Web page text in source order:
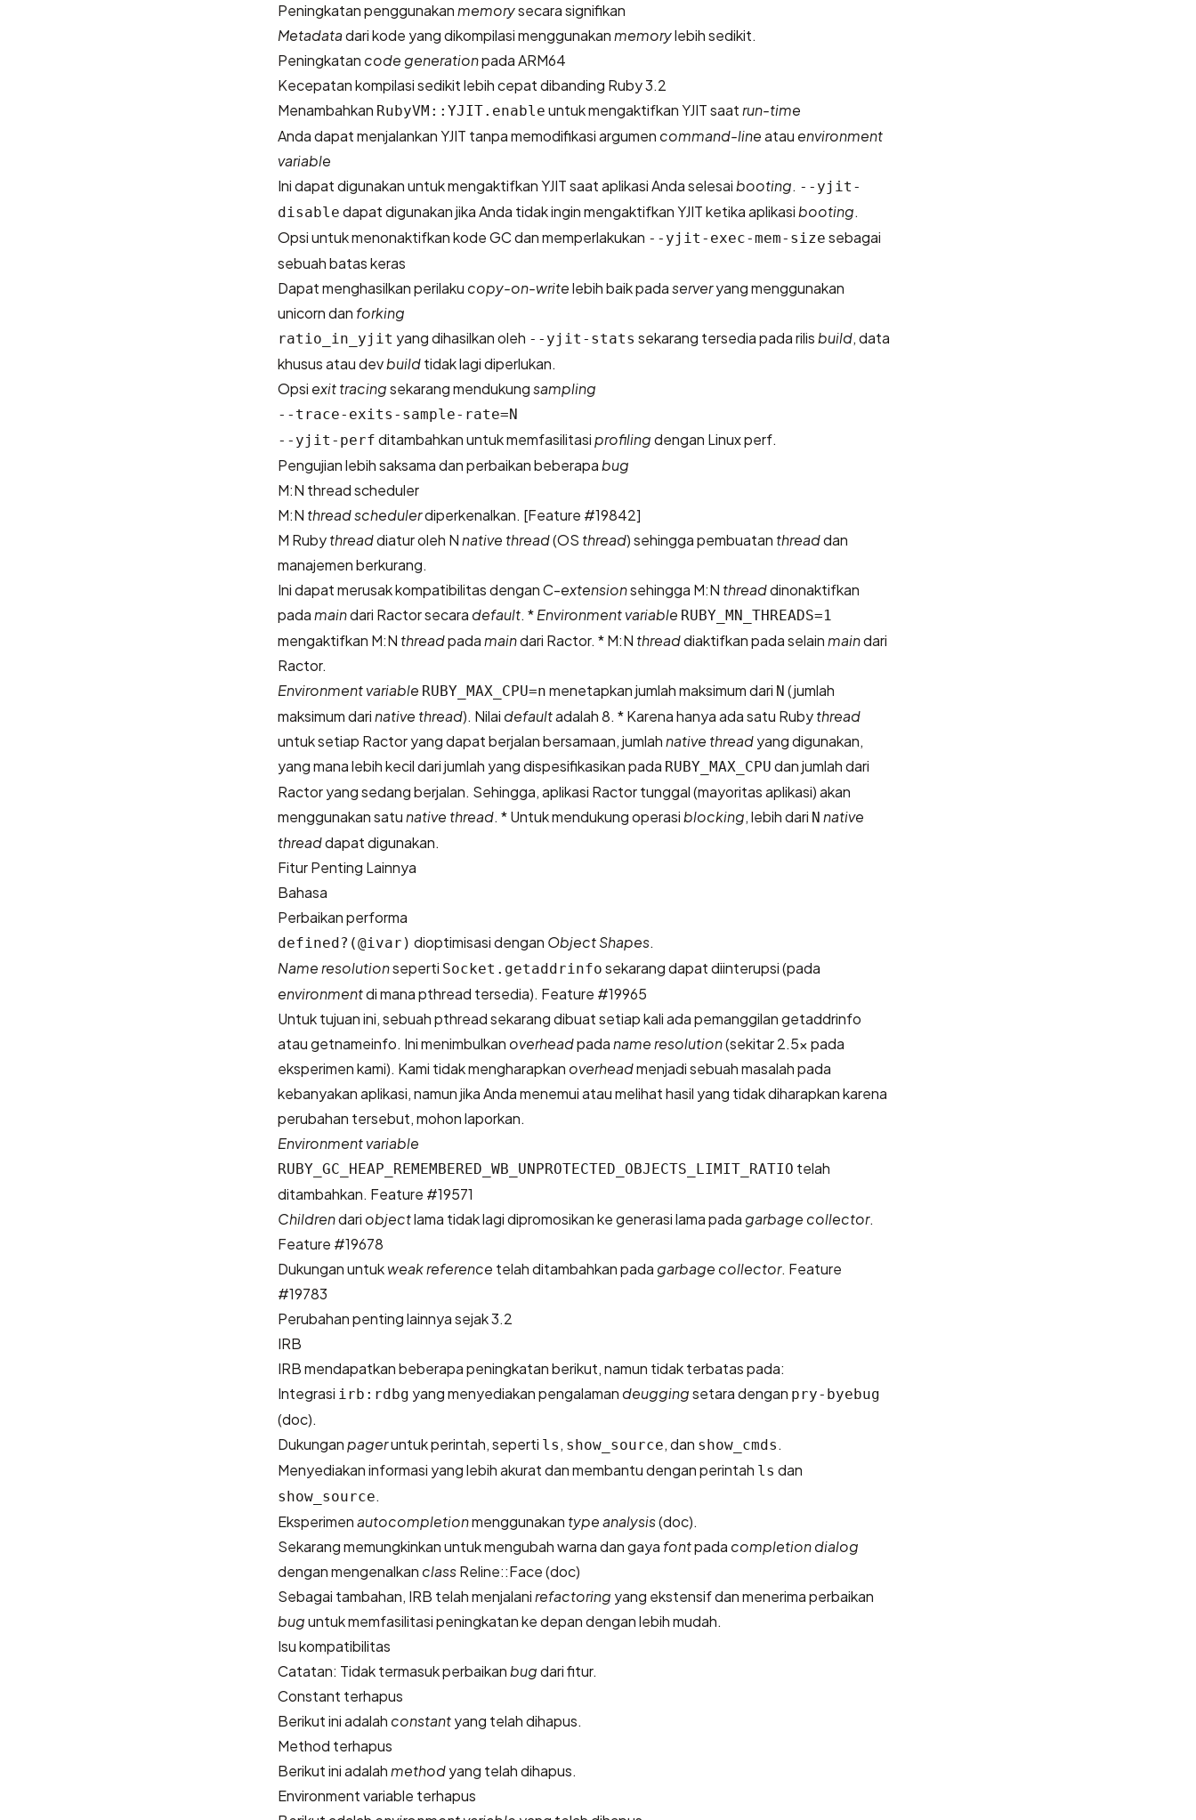
Peningkatan penggunakanmemorysecara signifikan
Metadatadari kode yang dikompilasi menggunakanmemorylebih sedikit.
Peningkatan code generationpada ARM64
Kecepatan kompilasi sedikit lebih cepat dibanding Ruby 3.2
Menambahkan RubyVM::YJIT.enable untuk mengaktifkan YJIT saatrun-time
Anda dapat menjalankan YJIT tanpa memodifikasi argumen command-lineatau environment
variable
Ini dapat digunakan untuk mengaktifkan YJIT saat aplikasi Anda selesaibooting. --yjit-
disable dapat digunakan jika Anda tidak ingin mengaktifkan YJIT ketika aplikasibooting.
Opsi untuk menonaktifkan kode GC dan memperlakukan --yjit-exec-mem-size sebagai
sebuah batas keras
Dapat menghasilkan perilaku copy-on-writelebih baik padaserveryang menggunakan
unicorn dan forking
ratio_in_yjit yang dihasilkan oleh --yjit-stats sekarang tersedia pada rilisbuild, data
khusus atau devbuildtidak lagi diperlukan.
Opsi exit tracingsekarang mendukungsampling
--trace-exits-sample-rate=N
--yjit-perf ditambahkan untuk memfasilitasiprofilingdengan Linux perf.
Pengujian lebih saksama dan perbaikan beberapabug
M:N thread scheduler
M:N thread schedulerdiperkenalkan. [Feature #19842]
M Rubythreaddiatur oleh Nnative thread(OS thread) sehingga pembuatan threaddan
manajemen berkurang.
Ini dapat merusak kompatibilitas dengan C-extensionsehingga M:N threaddinonaktifkan
padamaindari Ractor secara default. *Environment variable RUBY_MN_THREADS=1
mengaktifkan M:N threadpadamaindari Ractor. * M:N threaddiaktifkan pada selainmaindari
Ractor.
Environment variable RUBY_MAX_CPU=n menetapkan jumlah maksimum dari N (jumlah
maksimum darinative thread). Nilai defaultadalah 8. * Karena hanya ada satu Rubythread
untuk setiap Ractor yang dapat berjalan bersamaan, jumlahnative threadyang digunakan,
yang mana lebih kecil dari jumlah yang dispesifikasikan pada RUBY_MAX_CPU dan jumlah dari
Ractor yang sedang berjalan. Sehingga, aplikasi Ractor tunggal (mayoritas aplikasi) akan
menggunakan satunative thread. * Untuk mendukung operasiblocking, lebih dari N native
threaddapat digunakan.
Fitur Penting Lainnya
Bahasa
Perbaikan performa
defined?(@ivar) dioptimisasi dengan Object Shapes.
Name resolutionseperti Socket.getaddrinfo sekarang dapat diinterupsi (pada
environmentdi mana pthread tersedia). Feature #19965
Untuk tujuan ini, sebuah pthread sekarang dibuat setiap kali ada pemanggilan getaddrinfo
atau getnameinfo. Ini menimbulkan overheadpadaname resolution(sekitar 2.5x pada
eksperimen kami). Kami tidak mengharapkan overheadmenjadi sebuah masalah pada
kebanyakan aplikasi, namun jika Anda menemui atau melihat hasil yang tidak diharapkan karena
perubahan tersebut, mohon laporkan.
Environment variable
RUBY_GC_HEAP_REMEMBERED_WB_UNPROTECTED_OBJECTS_LIMIT_RATIO telah
ditambahkan. Feature #19571
Childrendari objectlama tidak lagi dipromosikan ke generasi lama pada garbage collector.
Feature #19678
Dukungan untukweak reference telah ditambahkan pada garbage collector. Feature
#19783
Perubahan penting lainnya sejak 3.2
IRB
IRB mendapatkan beberapa peningkatan berikut, namun tidak terbatas pada:
Integrasi irb:rdbg yang menyediakan pengalaman deuggingsetara dengan pry-byebug
(doc).
Dukunganpageruntuk perintah, seperti ls , show_source, dan show_cmds .
Menyediakan informasi yang lebih akurat dan membantu dengan perintah ls dan
show_source.
Eksperimenautocompletionmenggunakan type analysis(doc).
Sekarang memungkinkan untuk mengubah warna dan gaya fontpada completion dialog
dengan mengenalkan classReline::Face (doc)
Sebagai tambahan, IRB telah menjalanirefactoring yang ekstensif dan menerima perbaikan
buguntuk memfasilitasi peningkatan ke depan dengan lebih mudah.
Isu kompatibilitas
Catatan: Tidak termasuk perbaikanbugdari fitur.
Constant terhapus
Berikut ini adalah constantyang telah dihapus.
Method terhapus
Berikut ini adalahmethodyang telah dihapus.
Environment variable terhapus